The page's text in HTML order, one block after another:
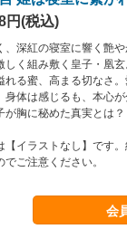
円(税込)
、深紅の寝室に響く艶
しく組み敷く皇子・凰
れる蜜、高まる切なさ
身体は感じるも、本心
が胸に秘めた真実とは？
イラストなし】です
ご注意ください。
会